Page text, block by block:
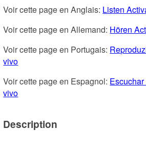
Voir cette page en Anglais: Listen
Voir cette page en Allemand: Hören
Voir cette page en Portugais:
vivo
Voir cette page en Espagnol:
vivo
Description